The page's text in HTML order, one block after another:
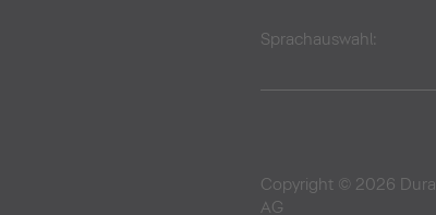
Sprachauswahl:
Copyright © 2026
AG